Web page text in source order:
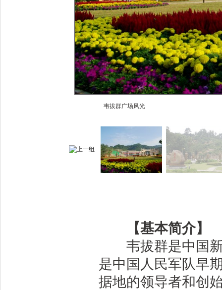
韦拔群广场风光
【基本简介】
韦拔群是中国新
是中国人民军队早
据地的领导者和创